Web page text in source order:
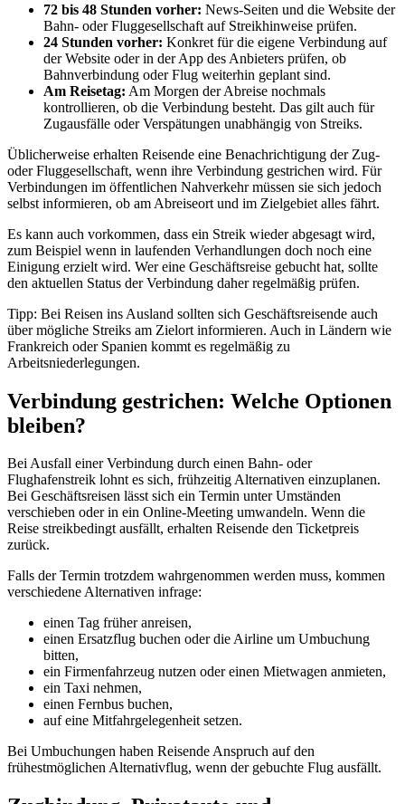
72 bis 48 Stunden vorher: News-Seiten und die Website der
Bahn- oder Fluggesellschaft auf Streikhinweise prüfen.
24 Stunden vorher: Konkret für die eigene Verbindung auf
der Website oder in der App des Anbieters prüfen, ob
Bahnverbindung oder Flug weiterhin geplant sind.
Am Reisetag: Am Morgen der Abreise nochmals
kontrollieren, ob die Verbindung besteht. Das gilt auch für
Zugausfälle oder Verspätungen unabhängig von Streiks.
Üblicherweise erhalten Reisende eine Benachrichtigung der Zug-
oder Fluggesellschaft, wenn ihre Verbindung gestrichen wird. Für
Verbindungen im öffentlichen Nahverkehr müssen sie sich jedoch
selbst informieren, ob am Abreiseort und im Zielgebiet alles fährt.
Es kann auch vorkommen, dass ein Streik wieder abgesagt wird,
zum Beispiel wenn in laufenden Verhandlungen doch noch eine
Einigung erzielt wird. Wer eine Geschäftsreise gebucht hat, sollte
den aktuellen Status der Verbindung daher regelmäßig prüfen.
Tipp: Bei Reisen ins Ausland sollten sich Geschäftsreisende auch
über mögliche Streiks am Zielort informieren. Auch in Ländern wie
Frankreich oder Spanien kommt es regelmäßig zu
Arbeitsniederlegungen.
Verbindung gestrichen: Welche Optionen
bleiben?
Bei Ausfall einer Verbindung durch einen Bahn- oder
Flughafenstreik lohnt es sich, frühzeitig Alternativen einzuplanen.
Bei Geschäftsreisen lässt sich ein Termin unter Umständen
verschieben oder in ein Online-Meeting umwandeln. Wenn die
Reise streikbedingt ausfällt, erhalten Reisende den Ticketpreis
zurück.
Falls der Termin trotzdem wahrgenommen werden muss, kommen
verschiedene Alternativen infrage:
einen Tag früher anreisen,
einen Ersatzflug buchen oder die Airline um Umbuchung
bitten,
ein Firmenfahrzeug nutzen oder einen Mietwagen anmieten,
ein Taxi nehmen,
einen Fernbus buchen,
auf eine Mitfahrgelegenheit setzen.
Bei Umbuchungen haben Reisende Anspruch auf den
frühestmöglichen Alternativflug, wenn der gebuchte Flug ausfällt.